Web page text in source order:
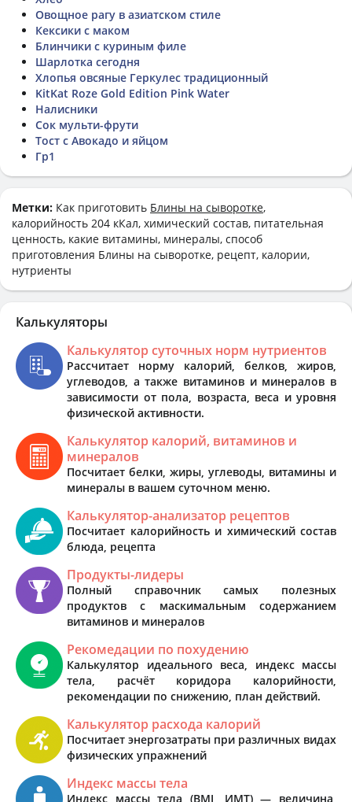
Овощное рагу в азиатском стиле
Кексики с маком
Блинчики с куриным филе
Шарлотка сегодня
Хлопья овсяные Геркулес традиционный
KitKat Roze Gold Edition Pink Water
Налисники
Сок мульти-фрути
Тост с Авокадо и яйцом
Гр1
Метки: Как приготовить Блины на сыворотке,
калорийность 204 кКал, химический состав, питательная
ценность, какие витамины, минералы, способ
приготовления Блины на сыворотке, рецепт, калории,
нутриенты
Калькуляторы
Калькулятор суточных норм нутриентов
Рассчитает норму калорий, белков, жиров,
углеводов, а также витаминов и минералов в
зависимости от пола, возраста, веса и уровня
физической активности.
Калькулятор калорий, витаминов и
минералов
Посчитает белки, жиры, углеводы, витамины и
минералы в вашем суточном меню.
Калькулятор-анализатор рецептов
Посчитает калорийность и химический состав
блюда, рецепта
Продукты-лидеры
Полный справочник самых полезных
продуктов с маскимальным содержанием
витаминов и минералов
Рекомедации по похудению
Калькулятор идеального веса, индекс массы
тела, расчёт коридора калорийности,
рекомендации по снижению, план действий.
Калькулятор расхода калорий
Посчитает энергозатраты при различных видах
физических упражнений
Индекс массы тела
Индекс массы тела (BMI, ИМТ) — величина,